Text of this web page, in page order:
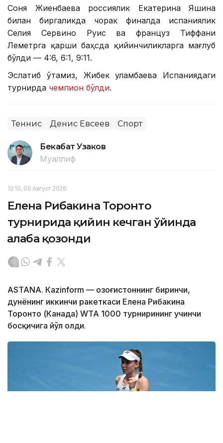
Соня Жиенбаева россиялик Екатерина Яшина
билан биргаликда чорак финалда испаниялик
Селия Сервино Руис ва француз Тиффани
Леметрга қарши баҳсда қийинчиликларга мағлуб
бўлди — 4:6, 6:1, 9:11.
Эслатиб ўтамиз, Жибек Қуламбаева Испаниядаги
турнирда чемпион бўлди.
Теннис Денис Евсеев Спорт
Бекабат Узаков
Муаллиф
12:10, 06 Август 2026
Елена Рибакина Торонто
турнирида қийин кечган ўйинда
ғалаба қозонди
ASTANА. Кazinform — Қозоғистоннинг биринчи,
дунёнинг иккинчи ракеткаси Елена Рибакина
Торонто (Канада) WТА 1000 турнирининг учинчи
босқичига йўл олди.